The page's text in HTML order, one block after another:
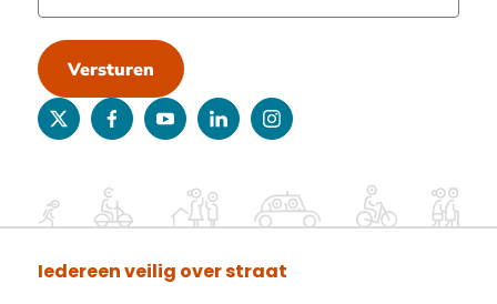
Versturen
twitterfacebookyoutubelinkedininstagram
Iedereen veilig over straat